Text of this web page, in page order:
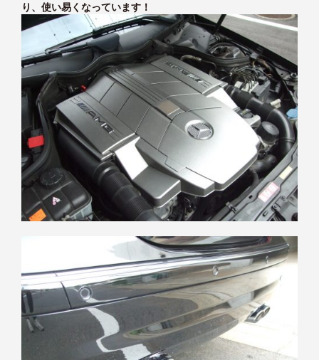
り、使い易くなっています！